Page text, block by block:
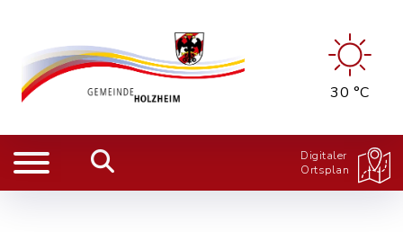
30 °C
Digitaler
Ortsplan